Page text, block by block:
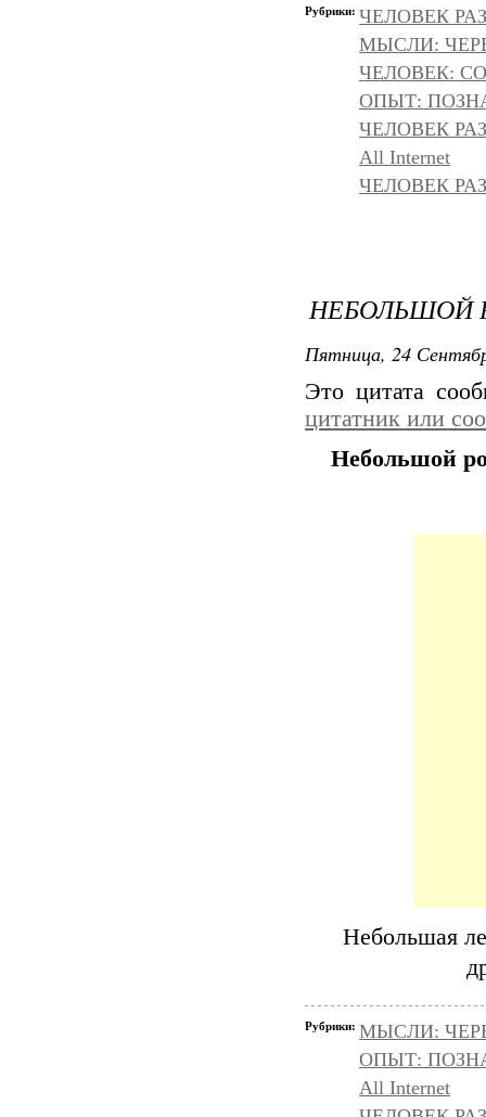
Рубрики: ЧЕЛОВЕК
МЫСЛИ:
ЧЕЛОВЕК:
ОПЫТ:
ЧЕЛОВЕК
All Internet
ЧЕЛОВЕК
НЕБОЛЬШОЙ
Пятница, 24
Это цитата
цитатник или
Небольшой
Небольшая
Рубрики: МЫСЛИ:
ОПЫТ:
All Internet